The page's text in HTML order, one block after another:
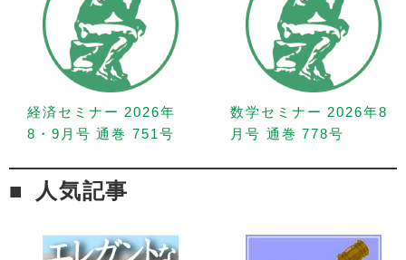
経済セミナー 2026年
8・9月号 通巻 751号
数学セミナー 2026年8
月号 通巻 778号
人気記事